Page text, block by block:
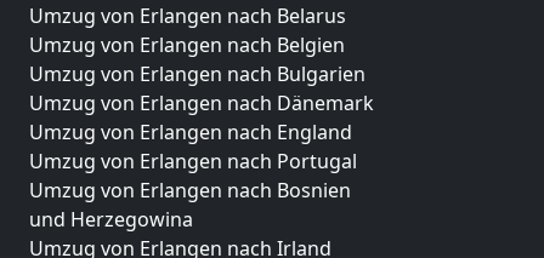
Umzug von Erlangen nach Belarus
Umzug von Erlangen nach Belgien
Umzug von Erlangen nach Bulgarien
Umzug von Erlangen nach Dänemark
Umzug von Erlangen nach England
Umzug von Erlangen nach Portugal
Umzug von Erlangen nach Bosnien
und Herzegowina
Umzug von Erlangen nach Irland